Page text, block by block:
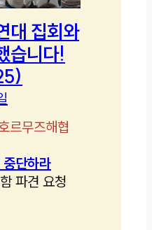
대 집회와
습니다!
르무즈해협
단하라
파견 요청